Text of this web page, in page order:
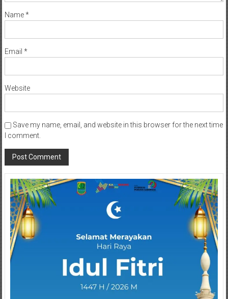
Name*
Email *
Website
Save my name, email, and website in this browser for the next time
I comment.